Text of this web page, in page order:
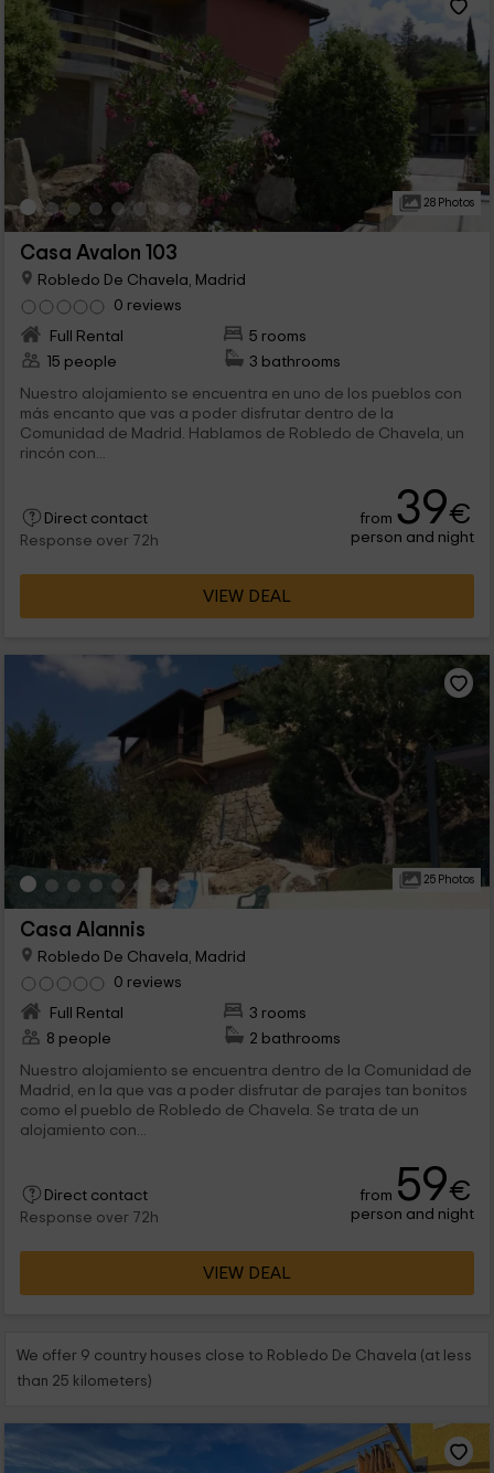
28 Photos
Casa Avalon 103
Robledo De Chavela, Madrid
0 reviews
Full Rental
5 rooms
15 people
3 bathrooms
Nuestro alojamiento se encuentra en uno de los pueblos con
más encanto que vas a poder disfrutar dentro de la
Comunidad de Madrid. Hablamos de Robledo de Chavela, un
rincón con...
Direct contact
Response over 72h
from 39€
person and night
VIEW DEAL
25 Photos
Casa Alannis
Robledo De Chavela, Madrid
0 reviews
Full Rental
3 rooms
8 people
2 bathrooms
Nuestro alojamiento se encuentra dentro de la Comunidad de
Madrid, en la que vas a poder disfrutar de parajes tan bonitos
como el pueblo de Robledo de Chavela. Se trata de un
alojamiento con...
Direct contact
Response over 72h
from 59€
person and night
VIEW DEAL
We offer 9 country houses close to Robledo De Chavela (at less
than 25 kilometers)